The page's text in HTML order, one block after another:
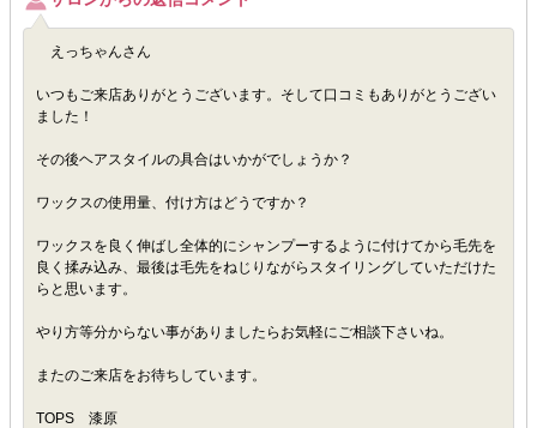
えっちゃんさん
いつもご来店ありがとうございます。そして口コミもありがとうござい
ました！
その後ヘアスタイルの具合はいかがでしょうか？
ワックスの使用量、付け方はどうですか？
ワックスを良く伸ばし全体的にシャンプーするように付けてから毛先を
良く揉み込み、最後は毛先をねじりながらスタイリングしていただけた
らと思います。
やり方等分からない事がありましたらお気軽にご相談下さいね。
またのご来店をお待ちしています。
TOPS 漆原